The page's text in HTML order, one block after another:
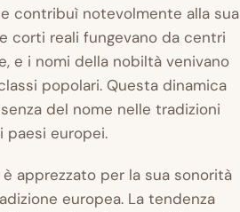
contribuì notevolmente alla sua
corti reali fungevano da centri
e i nomi della nobiltà venivano
popolari. Questa dinamica
del nome nelle tradizioni
paesi europei.
apprezzato per la sua sonorità
europea. La tendenza